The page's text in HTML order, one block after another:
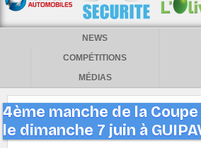
NEWS
COMPÉTITIONS
MÉDIAS
4ème manche de la
le dimanche 7 juin à